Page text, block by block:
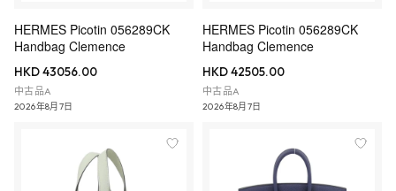
HERMES Picotin 056289CK
Handbag Clemence
HKD 43056.00
中古品A
2026年8月7日
HERMES Picotin 056289CK
Handbag Clemence
HKD 42505.00
中古品A
2026年8月7日